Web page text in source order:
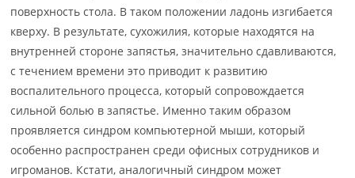
поверхность стола. В таком положении ладонь изгибается
кверху. В результате, сухожилия, которые находятся на
внутренней стороне запястья, значительно сдавливаются,
с течением времени это приводит к развитию
воспалительного процесса, который сопровождается
сильной болью в запястье. Именно таким образом
проявляется синдром компьютерной мыши, который
особенно распространен среди офисных сотрудников и
игроманов. Кстати, аналогичный синдром может